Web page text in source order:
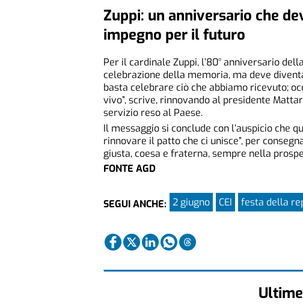
Zuppi: un anniversario che
impegno per il futuro
Per il cardinale Zuppi, l’80° anniversario
celebrazione della memoria, ma deve
basta celebrare ciò che abbiamo ricevuto;
vivo”, scrive, rinnovando al presidente
servizio reso al Paese.
Il messaggio si conclude con l’auspicio che
rinnovare il patto che ci unisce”, per
giusta, coesa e fraterna, sempre nella
FONTE AGD
SEGUI ANCHE: 2 giugno CEI festa della